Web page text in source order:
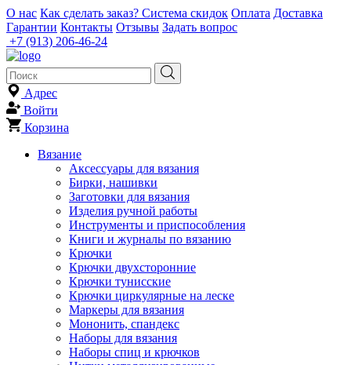
О нас Как сделать заказ? Система скидок Оплата Доставка
Гарантии Контакты Отзывы Задать вопрос
+7 (913) 206-46-24
Адрес
Войти
Корзина
Вязание
Аксессуары для вязания
Бирки, нашивки
Заготовки для вязания
Изделия ручной работы
Инструменты и приспособления
Книги и журналы по вязанию
Крючки
Крючки двухсторонние
Крючки тунисские
Крючки циркулярные на леске
Маркеры для вязания
Мононить, спандекс
Наборы для вязания
Наборы спиц и крючков